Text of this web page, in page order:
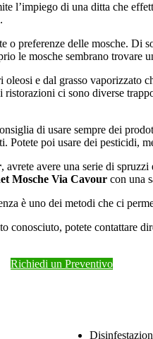
l’impiego di una ditta che
o preferenze delle mosche. Di
le mosche sembrano trovare
e dal grasso vaporizzato
ci sono diverse
di usare sempre dei
Potete poi usare dei pesticidi,
, avrete avere una serie di
Mosche Via Cavour con una
è uno dei metodi che ci
potete contattare
Richiedi un Preventivo